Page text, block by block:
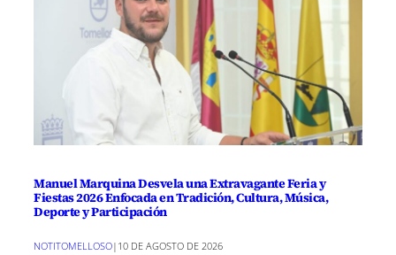
Manuel Marquina Desvela una Extravagante Feria y
Fiestas 2026 Enfocada en Tradición, Cultura, Música,
Deporte y Participación
NOTITOMELLOSO| 10 DE AGOSTO DE 2026